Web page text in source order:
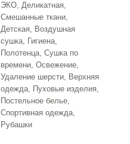
ЭКО, Деликатная,
Смешанные ткани,
Детская, Воздушная
сушка, Гигиена,
Полотенца, Сушка по
времени, Освежение,
Удаление шерсти, Верхняя
одежда, Пуховые изделия,
Постельное белье,
Спортивная одежда,
Рубашки